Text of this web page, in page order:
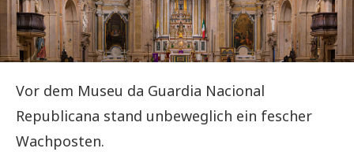
Vor dem Museu da Guardia Nacional
Republicana stand unbeweglich ein fescher
Wachposten.